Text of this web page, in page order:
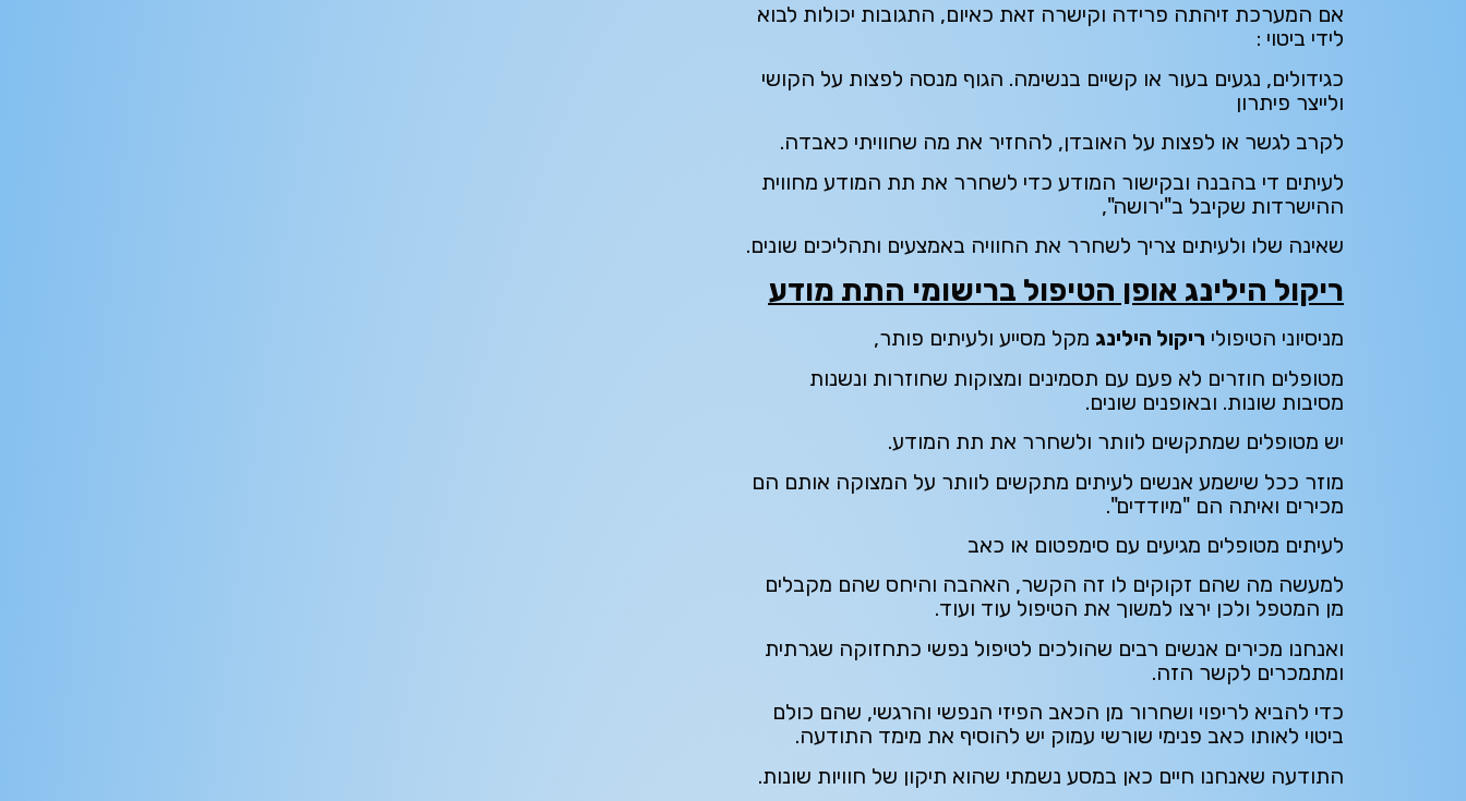
אם המערכת זיהתה פרידה וקישרה זאת כאיום, התגובות יכולות לבוא
לידי ביטוי :
כגידולים, נגעים בעור או קשיים בנשימה. הגוף מנסה לפצות על הקושי
ולייצר פיתרון
לקרב לגשר או לפצות על האובדן, להחזיר את מה שחוויתי כאבדה.
לעיתים די בהבנה ובקישור המודע כדי לשחרר את תת המודע מחווית
ההישרדות שקיבל ב"ירושה",
שאינה שלו ולעיתים צריך לשחרר את החוויה באמצעים ותהליכים שונים.
ריקול הילינג אופן הטיפול ברישומי התת מודע
מניסיוני הטיפולי ריקול הילינג מקל מסייע ולעיתים פותר,
מטופלים חוזרים לא פעם עם תסמינים ומצוקות שחוזרות ונשנות
מסיבות שונות. ובאופנים שונים.
יש מטופלים שמתקשים לוותר ולשחרר את תת המודע.
מוזר ככל שישמע אנשים לעיתים מתקשים לוותר על המצוקה אותם הם
מכירים ואיתה הם "מיודדים".
לעיתים מטופלים מגיעים עם סימפטום או כאב
למעשה מה שהם זקוקים לו זה הקשר, האהבה והיחס שהם מקבלים
מן המטפל ולכן ירצו למשוך את הטיפול עוד ועוד.
ואנחנו מכירים אנשים רבים שהולכים לטיפול נפשי כתחזוקה שגרתית
ומתמכרים לקשר הזה.
כדי להביא לריפוי ושחרור מן הכאב הפיזי הנפשי והרגשי, שהם כולם
ביטוי לאותו כאב פנימי שורשי עמוק יש להוסיף את מימד התודעה.
התודעה שאנחנו חיים כאן במסע נשמתי שהוא תיקון של חוויות שונות.